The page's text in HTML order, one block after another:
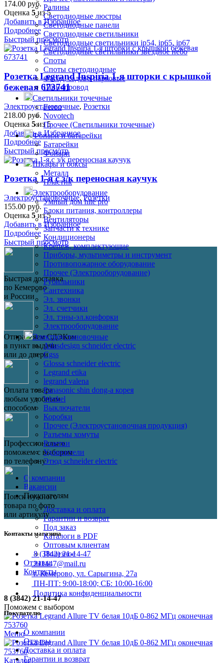
Ралины
Светодиодные люстры
Светодиодные панели
Светодиодные светильники
Светодиодные светильники ip54, ip65, ip67
Светодиодные светильники звездное небо
Споты
Споты светодиодные
Фасад, садово-парковые
Шинопровод
Светильники точечные
Feron
Novotech
Прочее (Светильники точечные)
Фонари и батарейки
Батарейки
Фонари
Шкафы и боксы
Металл
Пластик
Электрооборудование
Умный дом hite pro
Блоки питания, контроллеры
Вентиляторы
Запчасти к технике
Кондиционеры
Крепеж, комплектующие
Приборы, мультиметры и инструмент
Противопожарное оборудование
Прочее (Электрооборудование)
Рубильники
Сантехника
Эл. звонки
Эл. счетчики
Эл. тэны-эл.конфорки
Электрооборудование
Электроустановочные
Atlasdesign schneider electric
Cgss
Glossa schneider electric
Legrand etika
legrand valena
Panasonic shin dong-a корея
Werkel
Выключатели
Коробки
Прочее (Электроустановочная продукция)
Разъемы хомуты
Розетки
Удлинители
Этюд schneider electric
О компании
Вакансии
Покупателям
Доставка и оплата
Гарантии и возврат
Под заказ
Каталоги в PDF
Оптовым клиентам
Полезное
Отзывы
Контакты
8 (3842) 21-14-47
Поможем с выбором
Меню
Каталог
174.00 руб.
Оценка 5 из 5
Добавить в Избранное
Подробнее
Быстрый просмотр
Розетка Legrand Inspiria 1-я шторки с крышкой
бежевая 673741
Электроустановочные, Розетки
218.00 руб.
Оценка 5из 5
Добавить в Избранное
Подробнее
Быстрый просмотр
Розетка 1-я с з/к переносная каучук
Электроустановочные,Розетки
155.00 руб.
Оценка 5из 5
Добавить в Избранное
Подробнее
Быстрый просмотр
Быстрая доставка
по Кемерово
и России
Отправляем СДЭКом
в пункт выдачи
или до двери
Оплата товара
любым удобным
способом
Профессионально
поможем с выбором
по телефону
Поиск нужного
товара по фото
или артикулу
Контакты магазина
8 (3842) 21-14-47
211447@mail.ru
г. Кемерово, ул. Сарыгина, 27а
ПН-ПТ: 9:00-18:00; СБ: 10:00-16:00
Политика конфиденциальности
Покупателю
О компании
Отзывы
Доставка и оплата
Гарантии и возврат